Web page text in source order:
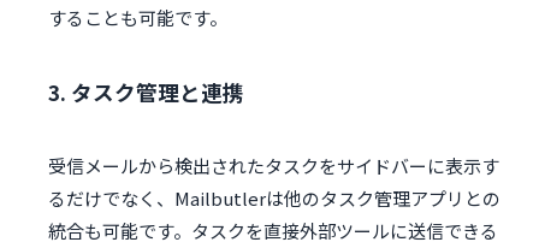
することも可能です。
3. タスク管理と連携
受信メールから検出されたタスクをサイドバーに表示す
るだけでなく、Mailbutlerは他のタスク管理アプリとの
統合も可能です。タスクを直接外部ツールに送信できる